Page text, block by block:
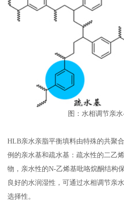
图：水相调节亲水
HLB亲水亲脂平衡填料由特殊的共聚
例的亲水基和疏水基：疏水性的二乙
物，亲水性的N-乙烯基吡咯烷酮结构
良好的水润湿性，可通过水相调节亲水
选择性。